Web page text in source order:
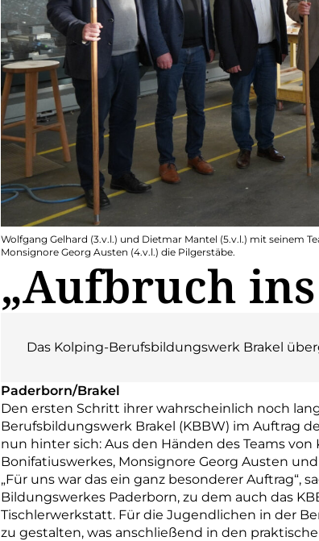
Wolfgang Gelhard (3.v.l.) und Dietmar Mantel (5.v.l.) mit seinem
Monsignore Georg Austen (4.v.l.) die Pilgerstäbe.
„Aufbruch ins
Das Kolping-Berufsbildungswerk Brakel
Paderborn/Brakel
Den ersten Schritt ihrer wahrscheinlich noch
Berufsbildungswerk Brakel (KBBW) im Auftrag
nun hinter sich: Aus den Händen des Teams
Bonifatiuswerkes, Monsignore Georg Austen
„Für uns war das ein ganz besonderer Auftrag“,
Bildungswerkes Paderborn, zu dem auch das
Tischlerwerkstatt. Für die Jugendlichen in der
zu gestalten, was anschließend in den